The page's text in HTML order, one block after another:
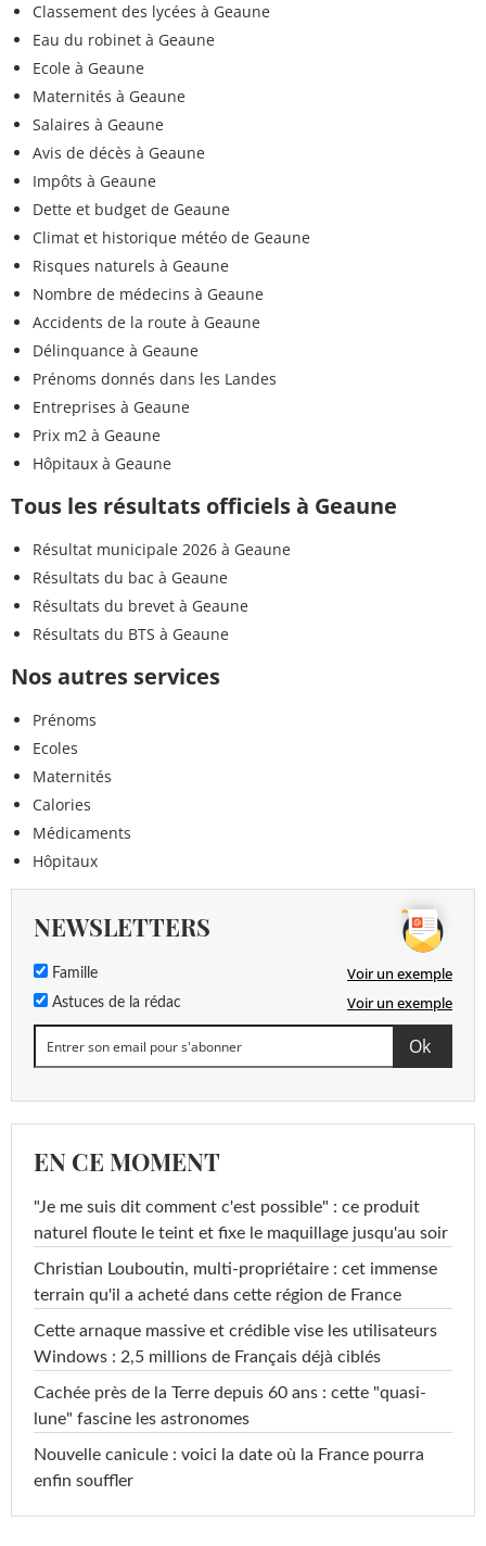
Classement des lycées à Geaune
Eau du robinet à Geaune
Ecole à Geaune
Maternités à Geaune
Salaires à Geaune
Avis de décès à Geaune
Impôts à Geaune
Dette et budget de Geaune
Climat et historique météo de Geaune
Risques naturels à Geaune
Nombre de médecins à Geaune
Accidents de la route à Geaune
Délinquance à Geaune
Prénoms donnés dans les Landes
Entreprises à Geaune
Prix m2 à Geaune
Hôpitaux à Geaune
Tous les résultats officiels à Geaune
Résultat municipale 2026 à Geaune
Résultats du bac à Geaune
Résultats du brevet à Geaune
Résultats du BTS à Geaune
Nos autres services
Prénoms
Ecoles
Maternités
Calories
Médicaments
Hôpitaux
NEWSLETTERS
Famille Voir un exemple
Astuces de la rédac Voir un exemple
EN CE MOMENT
"Je me suis dit comment c'est possible" : ce produit
naturel floute le teint et fixe le maquillage jusqu'au soir
Christian Louboutin, multi-propriétaire : cet immense
terrain qu'il a acheté dans cette région de France
Cette arnaque massive et crédible vise les utilisateurs
Windows : 2,5 millions de Français déjà ciblés
Cachée près de la Terre depuis 60 ans : cette "quasi-
lune" fascine les astronomes
Nouvelle canicule : voici la date où la France pourra
enfin souffler